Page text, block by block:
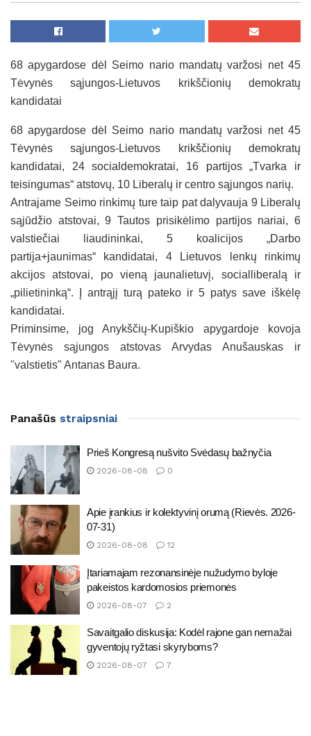
68 apygardose dėl Seimo nario mandatų varžosi net 45
Tėvynės sąjungos-Lietuvos krikščionių demokratų
kandidatai
68 apygardose dėl Seimo nario mandatų varžosi net 45
Tėvynės sąjungos-Lietuvos krikščionių demokratų
kandidatai, 24 socialdemokratai, 16 partijos „Tvarka ir
teisingumas“ atstovų, 10 Liberalų ir centro sąjungos narių.
Antrajame Seimo rinkimų ture taip pat dalyvauja 9 Liberalų
sąjūdžio atstovai, 9 Tautos prisikėlimo partijos nariai, 6
valstiečiai liaudininkai, 5 koalicijos „Darbo
partija+jaunimas“ kandidatai, 4 Lietuvos lenkų rinkimų
akcijos atstovai, po vieną jaunalietuvį, socialliberalą ir
„pilietininką“. Į antrąjį turą pateko ir 5 patys save iškėlę
kandidatai.
Priminsime, jog Anykščių-Kupiškio apygardoje kovoja
Tėvynės sąjungos atstovas Arvydas Anušauskas ir
"valstietis" Antanas Baura.
Panašūs straipsniai
Prieš Kongresą nušvito Svėdasų bažnyčia
2026-08-08 0
Apie įrankius ir kolektyvinį orumą (Rievės. 2026-
07-31)
2026-08-08 12
Įtariamajam rezonansinėje nužudymo byloje
pakeistos kardomosios priemonės
2026-08-07 2
Savaitgalio diskusija: Kodėl rajone gan nemažai
gyventojų ryžtasi skyryboms?
2026-08-07 7